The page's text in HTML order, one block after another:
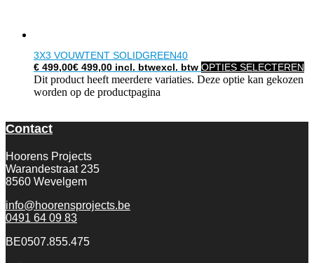
3X3 VOUWTENT SOLIDGREEN40
€ 499,00€ 499,00 incl. btwexcl. btw OPTIES SELECTEREN
Dit product heeft meerdere variaties. Deze optie kan gekozen
worden op de productpagina
Contact
Hoorens Projects
Warandestraat 235
8560 Wevelgem
info@hoorensprojects.be
0491 64 09 83
BE0507.855.475